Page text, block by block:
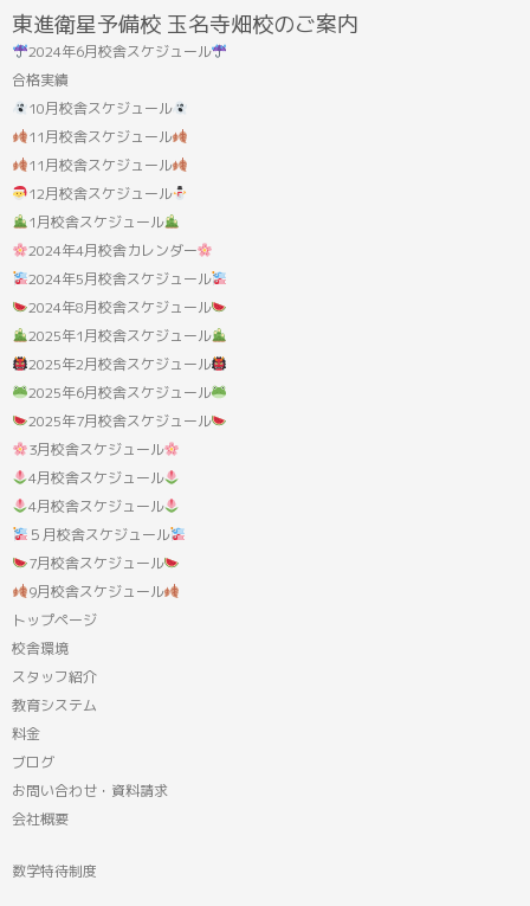
結
果:
東進衛星予備校 玉名寺畑校のご案内
2024年6月校舎スケジュール
合格実績
10月校舎スケジュール
11月校舎スケジュール
11月校舎スケジュール
12月校舎スケジュール
1月校舎スケジュール
2024年4月校舎カレンダー
2024年5月校舎スケジュール
2024年8月校舎スケジュール
2025年1月校舎スケジュール
2025年2月校舎スケジュール
2025年6月校舎スケジュール
2025年7月校舎スケジュール
3月校舎スケジュール
4月校舎スケジュール
4月校舎スケジュール
５月校舎スケジュール
7月校舎スケジュール
9月校舎スケジュール
トップページ
校舎環境
スタッフ紹介
教育システム
料金
ブログ
お問い合わせ・資料請求
会社概要
数学特待制度